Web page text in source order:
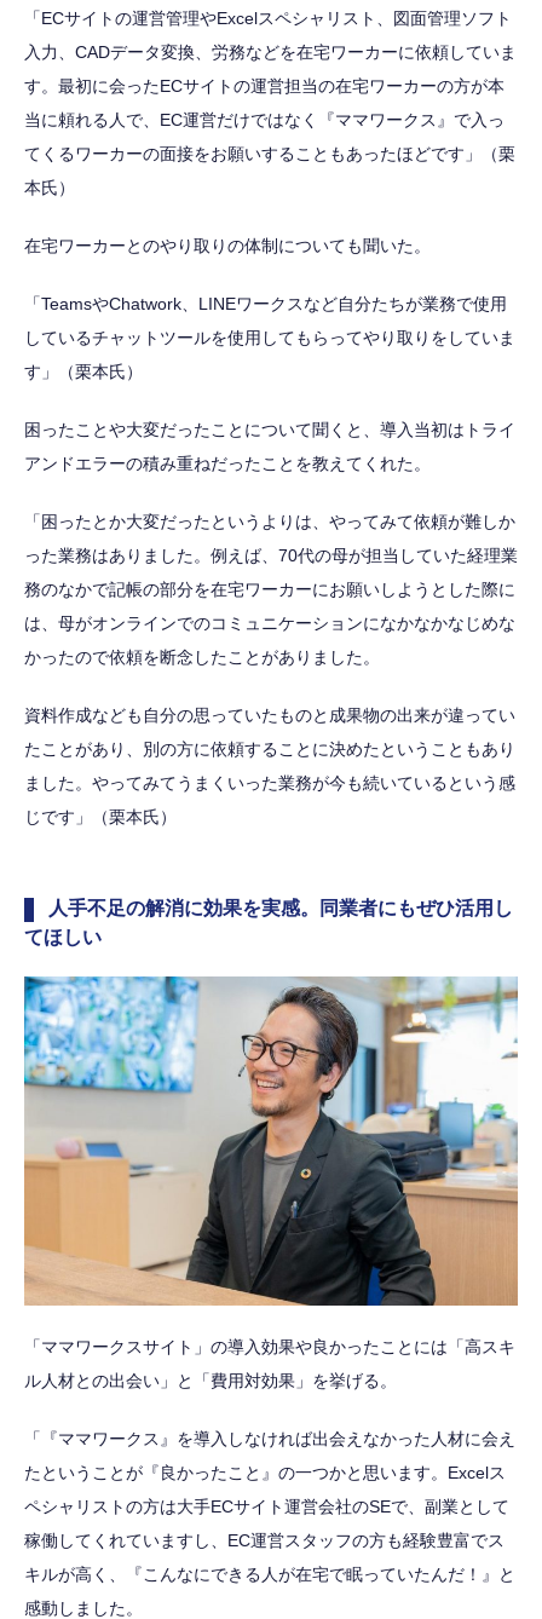
「ECサイトの運営管理やExcelスペシャリスト、図面管理ソフト
入力、CADデータ変換、労務などを在宅ワーカーに依頼していま
す。最初に会ったECサイトの運営担当の在宅ワーカーの方が本
当に頼れる人で、EC運営だけではなく『ママワークス』で入っ
てくるワーカーの面接をお願いすることもあったほどです」（栗
本氏）
在宅ワーカーとのやり取りの体制についても聞いた。
「TeamsやChatwork、LINEワークスなど自分たちが業務で使用
しているチャットツールを使用してもらってやり取りをしていま
す」（栗本氏）
困ったことや大変だったことについて聞くと、導入当初はトライ
アンドエラーの積み重ねだったことを教えてくれた。
「困ったとか大変だったというよりは、やってみて依頼が難しか
った業務はありました。例えば、70代の母が担当していた経理業
務のなかで記帳の部分を在宅ワーカーにお願いしようとした際に
は、母がオンラインでのコミュニケーションになかなかなじめな
かったので依頼を断念したことがありました。
資料作成なども自分の思っていたものと成果物の出来が違ってい
たことがあり、別の方に依頼することに決めたということもあり
ました。やってみてうまくいった業務が今も続いているという感
じです」（栗本氏）
人手不足の解消に効果を実感。同業者にもぜひ活用し
てほしい
「ママワークスサイト」の導入効果や良かったことには「高スキ
ル人材との出会い」と「費用対効果」を挙げる。
「『ママワークス』を導入しなければ出会えなかった人材に会え
たということが『良かったこと』の一つかと思います。Excelス
ペシャリストの方は大手ECサイト運営会社のSEで、副業として
稼働してくれていますし、EC運営スタッフの方も経験豊富でス
キルが高く、『こんなにできる人が在宅で眠っていたんだ！』と
感動しました。